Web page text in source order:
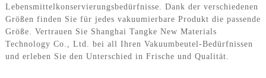
Lebensmittelkonservierungsbedürfnisse. Dank der verschiedenen
Größen finden Sie für jedes vakuumierbare Produkt die passende
Größe. Vertrauen Sie Shanghai Tangke New Materials
Technology Co., Ltd. bei all Ihren Vakuumbeutel-Bedürfnissen
und erleben Sie den Unterschied in Frische und Qualität.